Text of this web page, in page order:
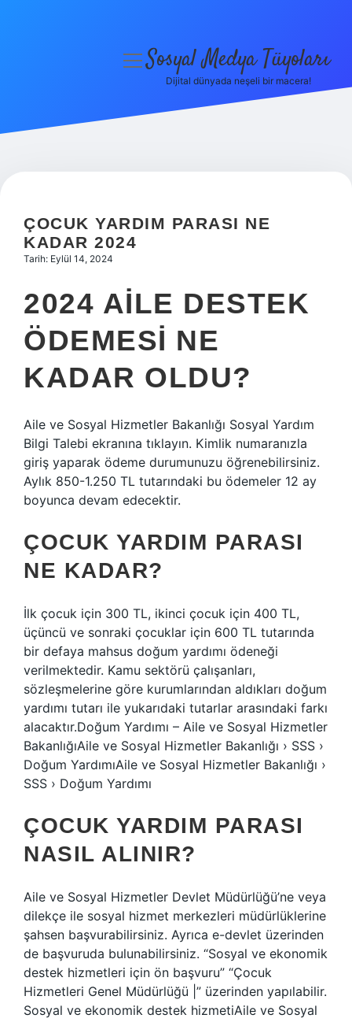
Hakkımızda
menüyüSosyal Medya Tüyoları
Dijital dünyada neşeli bir macera!
ÇOCUK YARDIM PARASI NE
KADAR 2024
Tarih: Eylül 14, 2024
2024 AILE DESTEK
ÖDEMESI NE
KADAR OLDU?
Aile ve Sosyal Hizmetler Bakanlığı Sosyal Yardım
Bilgi Talebi ekranına tıklayın. Kimlik numaranızla
giriş yaparak ödeme durumunuzu öğrenebilirsiniz.
Aylık 850-1.250 TL tutarındaki bu ödemeler 12 ay
boyunca devam edecektir.
ÇOCUK YARDIM PARASI
NE KADAR?
İlk çocuk için 300 TL, ikinci çocuk için 400 TL,
üçüncü ve sonraki çocuklar için 600 TL tutarında
bir defaya mahsus doğum yardımı ödeneği
verilmektedir. Kamu sektörü çalışanları,
sözleşmelerine göre kurumlarından aldıkları doğum
yardımı tutarı ile yukarıdaki tutarlar arasındaki farkı
alacaktır.Doğum Yardımı – Aile ve Sosyal Hizmetler
BakanlığıAile ve Sosyal Hizmetler Bakanlığı › SSS ›
Doğum YardımıAile ve Sosyal Hizmetler Bakanlığı ›
SSS › Doğum Yardımı
ÇOCUK YARDIM PARASI
NASIL ALINIR?
Aile ve Sosyal Hizmetler Devlet Müdürlüğü’ne veya
dilekçe ile sosyal hizmet merkezleri müdürlüklerine
şahsen başvurabilirsiniz. Ayrıca e-devlet üzerinden
de başvuruda bulunabilirsiniz. “Sosyal ve ekonomik
destek hizmetleri için ön başvuru” “Çocuk
Hizmetleri Genel Müdürlüğü |” üzerinden yapılabilir.
Sosyal ve ekonomik destek hizmetiAile ve Sosyal